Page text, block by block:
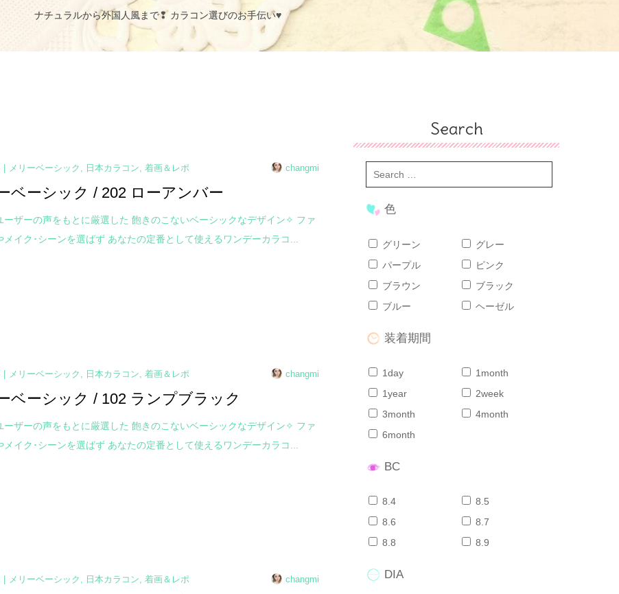
ナチュラルから外国人風まで❢ カラコン選びのお手伝い♥
メリーベーシック , 日本カラコン,着画＆レポ changmi
ベーシック / 202 ローアンバー
ーザーの声をもとに厳選した 飽きのこないベーシックなデザイン✧ ファ
メイク･シーンを選ばず あなたの定番として使えるワンデーカラコ...
メリーベーシック 日本カラコン ,着画＆レポ changmi
ベーシック / 102 ランプブラック
ーザーの声をもとに厳選した 飽きのこないベーシックなデザイン✧ ファ
メイク･シーンを選ばず あなたの定番として使えるワンデーカラコ...
メリーベーシック 日本カラコン ,着画＆レポ changmi
Search
色
グリーン
グレー
パープル
ピンク
ブラウン
ブラック
ブルー
ヘーゼル
装着期間
1day
1month
1year
2week
3month
4month
6month
BC
8.4
8.5
8.6
8.7
8.8
8.9
DIA